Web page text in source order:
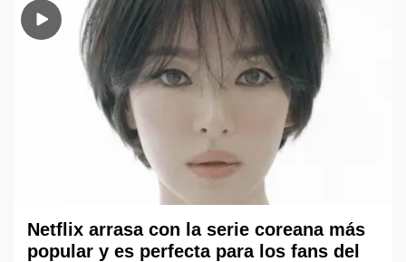
Netflix arrasa con la serie coreana más
popular y es perfecta para los fans del